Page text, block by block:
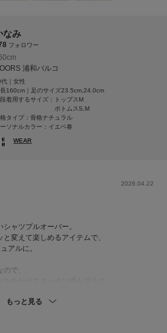
なみ
フォロワー
浦和パルコ
｜女性
160cm｜足のサイズ23.5cm,24.0cm
着用するサイズ：
トップスM
ボトムスS,M
タイプ：骨格ナチュラル
ソナルカラー：イエベ春
WEAR
2026.04.22
ャツプルオーバー。
変えて楽しめるアイテムで、
アルに。
で、
もっと見る